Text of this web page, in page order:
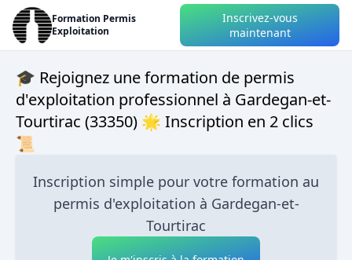
Formation Permis
Exploitation
Inscrivez-vous
maintenant
🎓 Rejoignez une formation de permis
d'exploitation professionnel à Gardegan-et-
Tourtirac (33350) 🌟 Inscription en 2 clics
📜
Inscription simple pour votre formation au
permis d'exploitation à Gardegan-et-
Tourtirac